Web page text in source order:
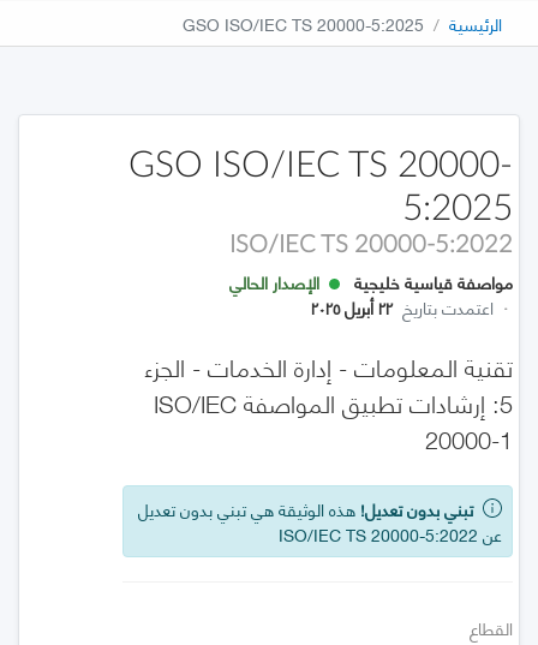
الرئيسية GSO ISO/IEC TS 20000-5:2025
GSO ISO/IEC TS 20000-
5:2025
ISO/IEC TS 20000-5:2022
مواصفة قياسية خليجية
الإصدار الحالي
· اعتمدت بتاريخ ٢٢ أبريل ٢٠٢٥
تقنية المعلومات - إدارة الخدمات - الجزء
5: إرشادات تطبيق المواصفة ISO/IEC
20000-1
تبني بدون تعديل! هذه الوثيقة هي تبني بدون تعديل
عن ISO/IEC TS 20000-5:2022
القطاع